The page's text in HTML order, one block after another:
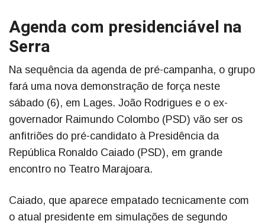
Agenda com presidenciável na
Serra
Na sequência da agenda de pré-campanha, o grupo
fará uma nova demonstração de força neste
sábado (6), em Lages. João Rodrigues e o ex-
governador Raimundo Colombo (PSD) vão ser os
anfitriões do pré-candidato à Presidência da
República Ronaldo Caiado (PSD), em grande
encontro no Teatro Marajoara.
Caiado, que aparece empatado tecnicamente com
o atual presidente em simulações de segundo